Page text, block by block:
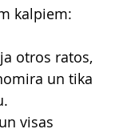
kalpiem:
otros ratos,
un tika
visas